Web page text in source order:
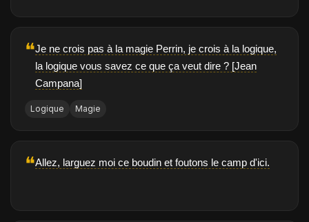
❝Je ne crois pas à la magie Perrin, je crois à la logique,
la logique vous savez ce que ça veut dire ? [Jean
Campana]
Logique Magie
❝Allez, larguez moi ce boudin et foutons le camp d'ici.